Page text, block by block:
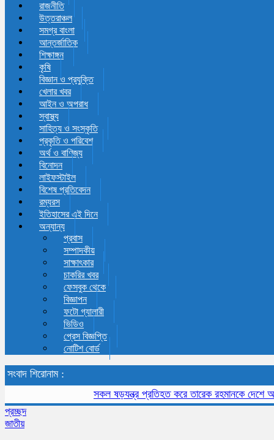
রাজনীতি
উত্তরাঞ্চল
সমগ্র বাংলা
আন্তর্জাতিক
শিক্ষাঙ্গন
কৃষি
বিজ্ঞান ও প্রযুক্তি
খেলার খবর
আইন ও অপরাধ
স্বাস্থ্য
সাহিত্য ও সংস্কৃতি
প্রকৃতি ও পরিবেশ
অর্থ ও বাণিজ্য
বিনোদন
লাইফস্টাইল
বিশেষ প্রতিবেদন
রম্যরস
ইতিহাসের এই দিনে
অন্যান্য
প্রবাস
সম্পাদকীয়
সাক্ষাৎকার
চাকরির খবর
ফেসবুক থেকে
বিজ্ঞাপন
ফটো গ্যালারী
ভিডিও
প্রেস বিজ্ঞপ্তি
নোটিশ বোর্ড
সংবাদ শিরোনাম :
সকল ষড়যন্ত্র প্রতিহত করে তারেক রহমানকে দেশে আনতে
প্রচ্ছদ
জাতীয়